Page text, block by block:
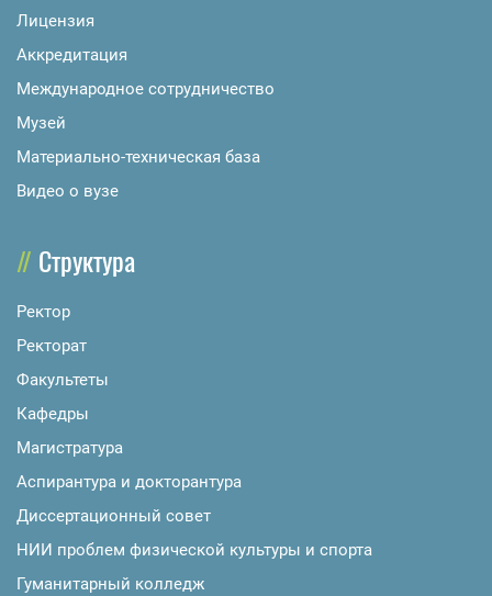
Лицензия
Аккредитация
Международное сотрудничество
Музей
Материально-техническая база
Видео о вузе
Структура
Ректор
Ректорат
Факультеты
Кафедры
Магистратура
Аспирантура и докторантура
Диссертационный совет
НИИ проблем физической культуры и спорта
Гуманитарный колледж